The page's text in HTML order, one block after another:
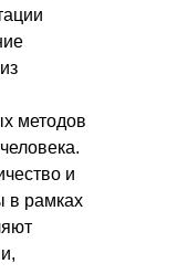
методов
и
в рамках